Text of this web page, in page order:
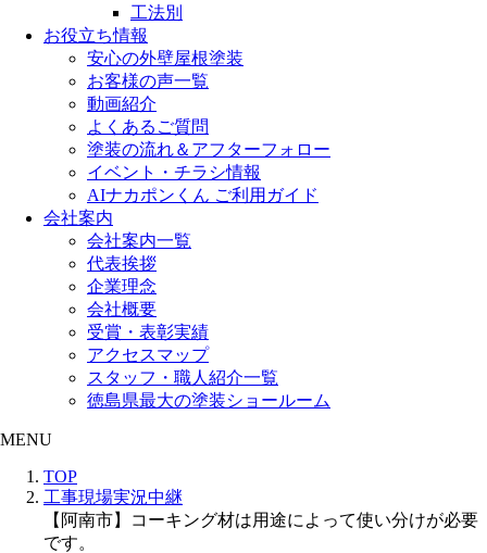
工法別
お役立ち情報
安心の外壁屋根塗装
お客様の声一覧
動画紹介
よくあるご質問
塗装の流れ＆アフターフォロー
イベント・チラシ情報
AIナカポンくん ご利用ガイド
会社案内
会社案内一覧
代表挨拶
企業理念
会社概要
受賞・表彰実績
アクセスマップ
スタッフ・職人紹介一覧
徳島県最大の塗装ショールーム
MENU
TOP
工事現場実況中継
【阿南市】コーキング材は用途によって使い分けが必要
です。